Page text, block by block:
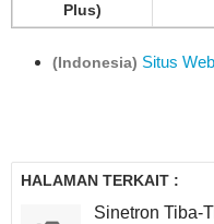
Plus)
(Indonesia) Situs
HALAMAN TERKAIT :
Sinetron Tiba-